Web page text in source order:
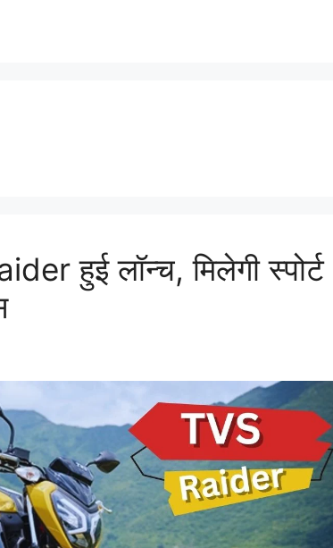
हुई लॉन्च, मिलेगी स्पोर्ट